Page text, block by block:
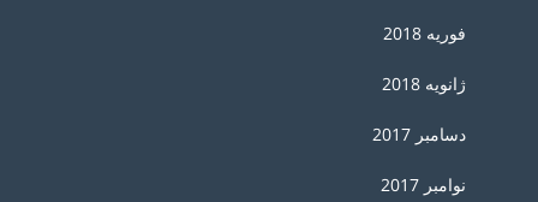
فوریه 2018
ژانویه 2018
دسامبر 2017
نوامبر 2017